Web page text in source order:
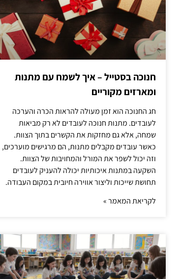
חנוכה בסטייל – איך לשמח עם מתנות
ומארזים מקוריים
חג החנוכה הוא זמן מעולה להראות הכרה והערכה
לעובדים. מתנות חנוכה לעובדים לא רק מביאות
שמחה, אלא גם מחזקות את הקשרים בתוך הצוות.
כאשר עובדים מקבלים מתנות, הם מרגישים מוערכים,
וזה יכול לשפר את המורל והמחויבות של הצוות.
השקעה במתנות איכותיות יכולה להעניק לעובדים
תחושת שייכות וליצור אווירה חיובית במקום העבודה.
לקריאת המאמר »